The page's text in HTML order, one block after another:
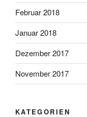
Februar 2018
Januar 2018
Dezember 2017
November 2017
KATEGORIEN